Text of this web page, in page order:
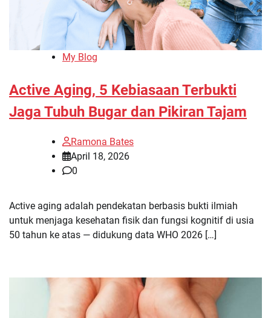
My Blog
Active Aging, 5 Kebiasaan Terbukti
Jaga Tubuh Bugar dan Pikiran Tajam
Ramona Bates
April 18, 2026
0
Active aging adalah pendekatan berbasis bukti ilmiah
untuk menjaga kesehatan fisik dan fungsi kognitif di usia
50 tahun ke atas — didukung data WHO 2026 […]